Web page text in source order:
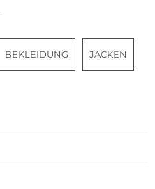
BEKLEIDUNG JACKEN